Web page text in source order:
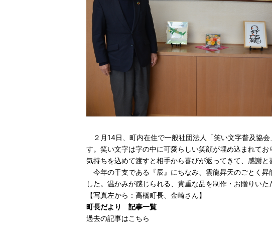
２月14日、町内在住で一般社団法人「笑い文字普及協
す。笑い文字は字の中に可愛らしい笑顔が埋め込まれて
気持ちを込めて渡すと相手から喜びが返ってきて、感謝と
今年の干支である『辰』にちなみ、雲龍昇天のごとく
した。温かみが感じられる、貴重な品を制作・お贈りいた
【写真左から：高橋町長、金崎さん】
町長だより 記事一覧
過去の記事はこちら